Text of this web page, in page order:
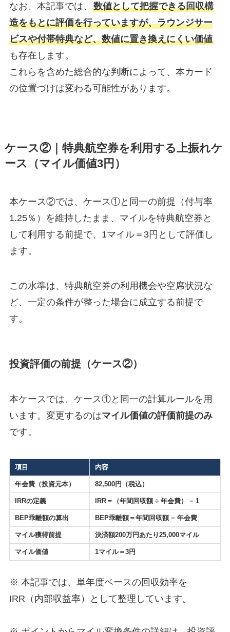
なお、本記事では、 数値として把握できる回収構
造をもとに評価を行っていますが、ラウンジサー
ビスや付帯特典など、数値に置き換えにくい価値
も存在します。
これらを含めた総合的な判断によって、本カード
の位置づけは変わる可能性があります。
ケース②｜特典航空券を利用する上振れケ
ース（マイル価値3円）
本ケース②では、ケース①と同一の前提（付与率
1.25％）を維持したまま、マイルを特典航空券と
して利用する前提で、1マイル＝3円として評価し
ます。
この水準は、特典航空券の利用機会や空席状況な
ど、一定の条件が整った場合に成立する前提で
す。
投資評価の前提（ケース②）
本ケースでは、ケース①と同一の計算ルールを用
います。変更するのはマイル価値の評価前提のみ
です。
項目 内容
年会費（投資元本） 82,500円（税込）
IRRの定義 IRR＝（年間回収額 ÷ 年会費） − 1
BEP乖離額の算出 BEP乖離額＝年間回収額 − 年会費
マイル獲得前提 決済額200万円あたり25,000マイル
マイル価値 1マイル＝3円
※ 本記事では、単年度ベースの回収効率を
IRR（内部収益率）として整理しています。